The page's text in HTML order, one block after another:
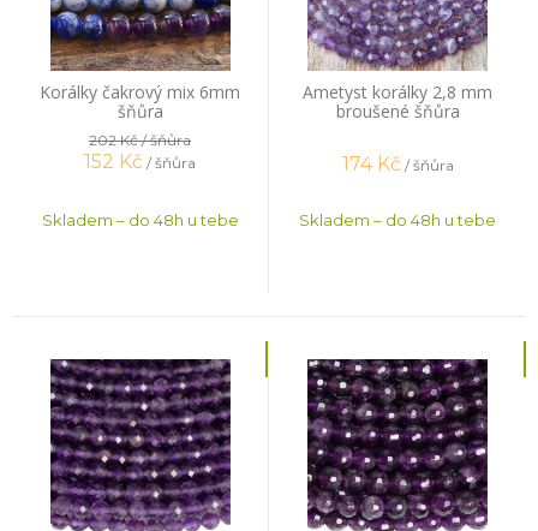
Korálky čakrový mix 6mm
šňůra
202 Kč/ šňůra
152 Kč / šňůra
Skladem – do 48h u tebe
Ametyst korálky 2,8 mm
broušené šňůra
174 Kč / šňůra
Skladem – do 48h u tebe